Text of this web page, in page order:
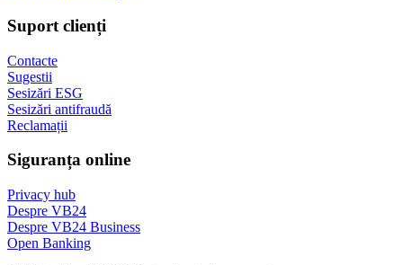
Suport clienți
Contacte
Sugestii
Sesizări ESG
Sesizări antifraudă
Reclamații
Siguranța online
Privacy hub
Despre VB24
Despre VB24 Business
Open Banking